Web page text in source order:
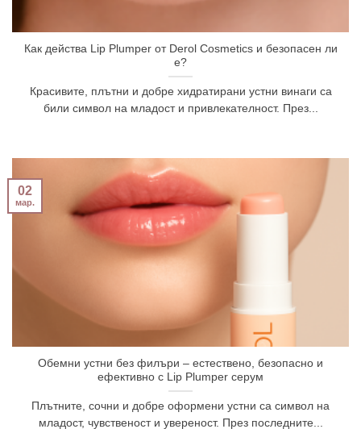
Как действа Lip Plumper от Derol Cosmetics и безопасен ли
е?
Красивите, плътни и добре хидратирани устни винаги са
били символ на младост и привлекателност. През...
Обемни устни без филъри – естествено, безопасно и
ефективно с Lip Plumper серум
Плътните, сочни и добре оформени устни са символ на
младост, чувственост и увереност. През последните...
02
мар.